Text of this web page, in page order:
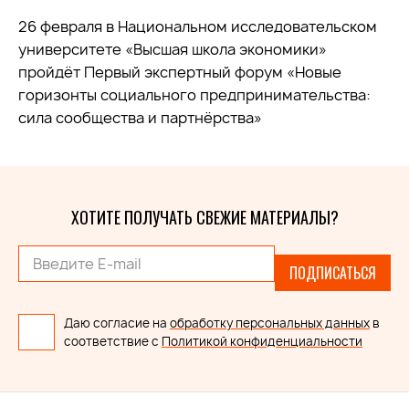
26 февраля в Национальном исследовательском
университете «Высшая школа экономики»
пройдёт Первый экспертный форум «Новые
горизонты социального предпринимательства:
сила сообщества и партнёрства»
ХОТИТЕ ПОЛУЧАТЬ СВЕЖИЕ МАТЕРИАЛЫ?
ПОДПИСАТЬСЯ
Даю согласие на обработку персональных данных в
соответствие с Политикой конфиденциальности